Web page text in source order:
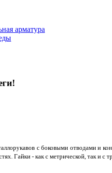
арматура
с боковыми отводами и
Гайки - как с метрической, так и с